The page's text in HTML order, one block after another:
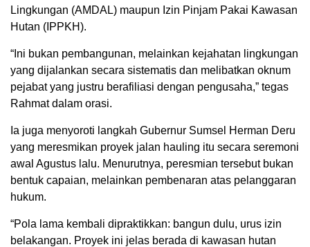
Lingkungan (AMDAL) maupun Izin Pinjam Pakai Kawasan
Hutan (IPPKH).
“Ini bukan pembangunan, melainkan kejahatan lingkungan
yang dijalankan secara sistematis dan melibatkan oknum
pejabat yang justru berafiliasi dengan pengusaha,” tegas
Rahmat dalam orasi.
Ia juga menyoroti langkah Gubernur Sumsel Herman Deru
yang meresmikan proyek jalan hauling itu secara seremoni
awal Agustus lalu. Menurutnya, peresmian tersebut bukan
bentuk capaian, melainkan pembenaran atas pelanggaran
hukum.
“Pola lama kembali dipraktikkan: bangun dulu, urus izin
belakangan. Proyek ini jelas berada di kawasan hutan